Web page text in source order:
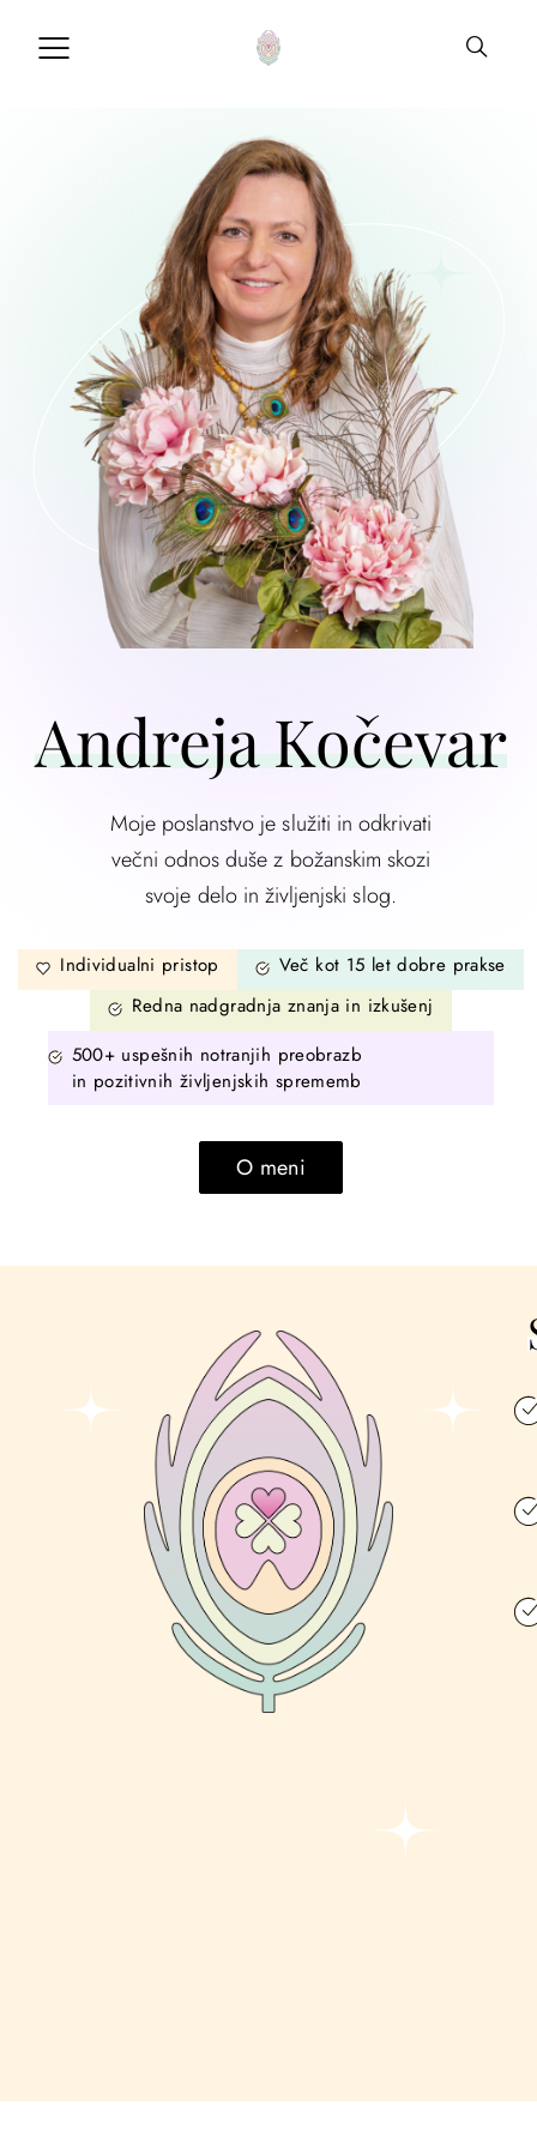
Andreja Kočevar
Moje poslanstvo je služiti in odkrivati
večni odnos duše z božanskim skozi
svoje delo in življenjski slog.
Individualni pristop
Več kot 15 let dobre prakse
Redna nadgradnja znanja in izkušenj
500+ uspešnih notranjih preobrazb
in pozitivnih življenjskih sprememb
O meni